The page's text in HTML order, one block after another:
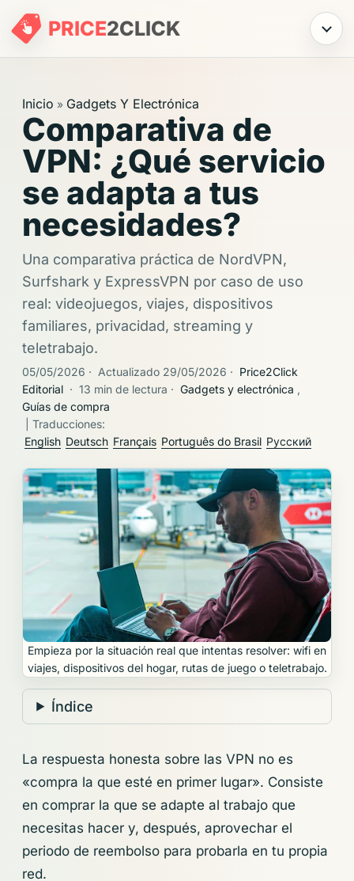
PRICE2CLICK Menú
Inicio » Gadgets Y Electrónica
Comparativa de
VPN: ¿Qué servicio
se adapta a tus
necesidades?
Una comparativa práctica de NordVPN,
Surfshark y ExpressVPN por caso de uso
real: videojuegos, viajes, dispositivos
familiares, privacidad, streaming y
teletrabajo.
05/05/2026 · Actualizado 29/05/2026 · Price2Click
Editorial · 13 min de lectura · Gadgets y electrónica ,
Guías de compra
| Traducciones:
English Deutsch Français Português do Brasil Русский
Empieza por la situación real que intentas resolver: wifi en
viajes, dispositivos del hogar, rutas de juego o teletrabajo.
Índice
La respuesta honesta sobre las VPN no es
«compra la que esté en primer lugar». Consiste
en comprar la que se adapte al trabajo que
necesitas hacer y, después, aprovechar el
periodo de reembolso para probarla en tu propia
red.